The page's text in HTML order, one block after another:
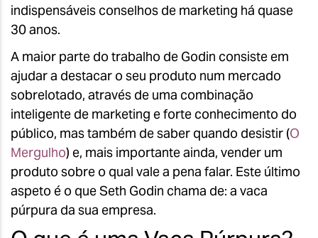
indispensáveis conselhos de marketing há quase
30 anos.
A maior parte do trabalho de Godin consiste em
ajudar a destacar o seu produto num mercado
sobrelotado, através de uma combinação
inteligente de marketing e forte conhecimento do
público, mas também de saber quando desistir (O
Mergulho) e, mais importante ainda, vender um
produto sobre o qual vale a pena falar. Este último
aspeto é o que Seth Godin chama de: a vaca
púrpura da sua empresa.